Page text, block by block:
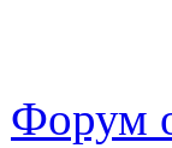
Форум